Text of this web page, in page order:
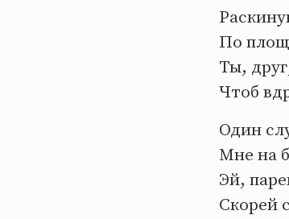
По
Ты,
Чтоб
Один
Мне на
Эй,
Скорей